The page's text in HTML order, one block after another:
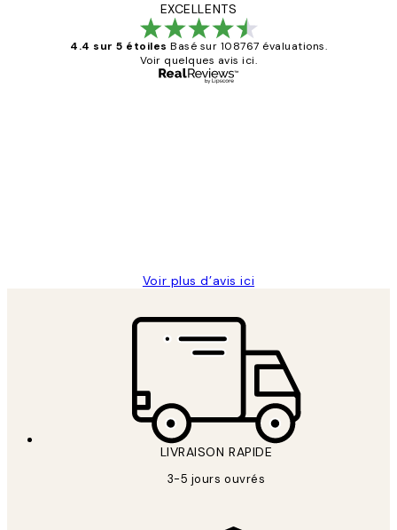
EXCELLENTS
4.4 sur 5 étoiles Basé sur 108767 évaluations.
Voir quelques avis ici.
Voir plus d’avis ici
LIVRAISON RAPIDE
3-5 jours ouvrés